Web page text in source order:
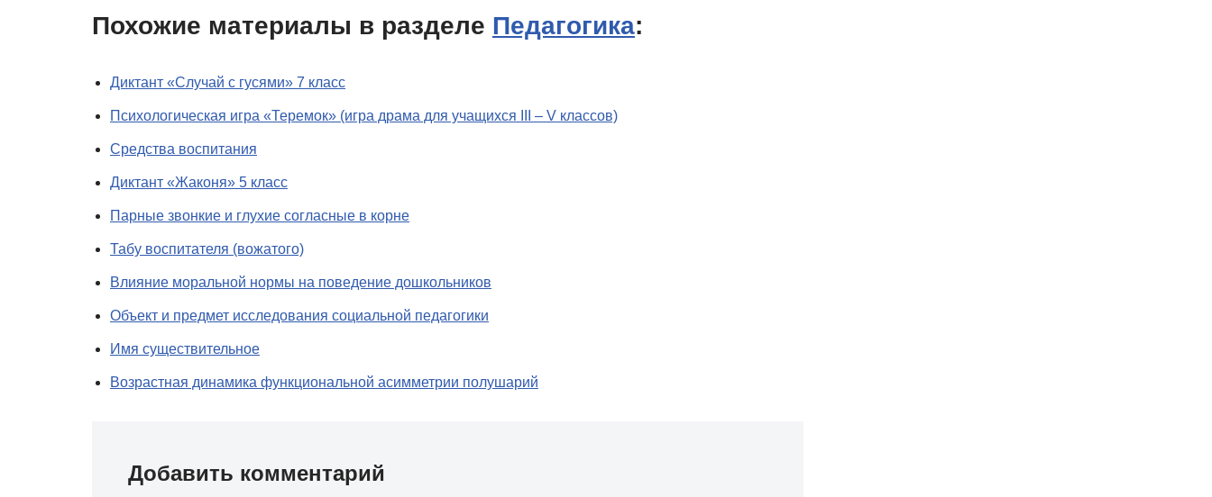
Похожие материалы в разделе Педагогика:
Диктант «Случай с гусями» 7 класс
Психологическая игра «Теремок» (игра драма для учащихся III – V классов)
Средства воспитания
Диктант «Жаконя» 5 класс
Парные звонкие и глухие согласные в корне
Табу воспитателя (вожатого)
Влияние моральной нормы на поведение дошкольников
Объект и предмет исследования социальной педагогики
Имя существительное
Возрастная динамика функциональной асимметрии полушарий
Добавить комментарий